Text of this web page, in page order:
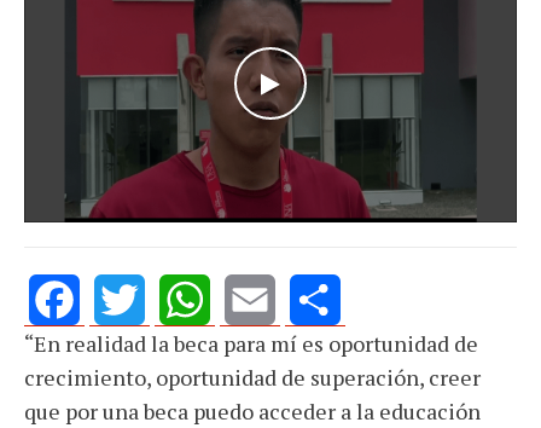
WATCH THE VIDEO
FacebookTwitterWhatsApp
Email Share
“En realidad la beca para mí es oportunidad de
crecimiento, oportunidad de superación, creer
que por una beca puedo acceder a la educación